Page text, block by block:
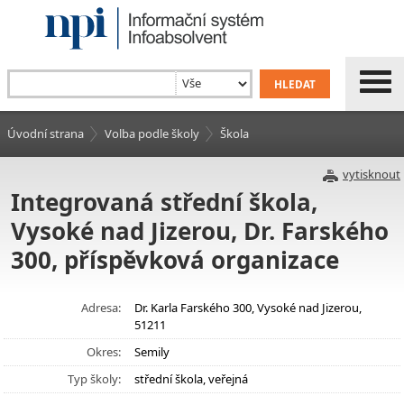
Úvodní strana Volba podle školy Škola
vytisknout
Integrovaná střední škola,
Vysoké nad Jizerou, Dr. Farského
300, příspěvková organizace
Adresa:
Dr. Karla Farského 300, Vysoké nad Jizerou,
51211
Okres:
Semily
Typ školy:
střední škola, veřejná